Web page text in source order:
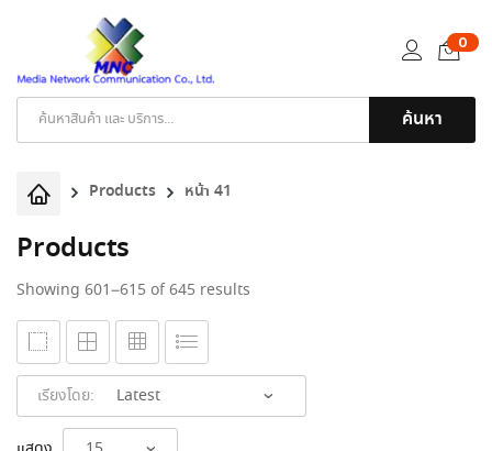
ค้นหา
0
Products หน้า 41
Products
Showing 601–615 of 645 results
เรียงโดย: